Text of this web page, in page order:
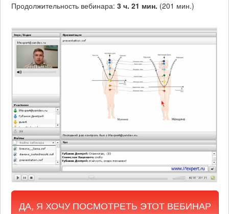
Продолжительность вебинара: 3 ч. 21 мин. (201 мин.)